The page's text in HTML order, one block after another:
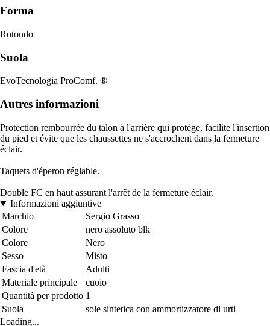
Forma
Rotondo
Suola
EvoTecnologia ProComf. ®
Autres informazioni
Protection rembourrée du talon à l'arrière qui protège, facilite l'insertion
du pied et évite que les chaussettes ne s'accrochent dans la fermeture
éclair.
Taquets d'éperon réglable.
Double FC en haut assurant l'arrêt de la fermeture éclair.
Informazioni aggiuntive
Marchio
Sergio Grasso
Colore
nero assoluto blk
Colore
Nero
Sesso
Misto
Fascia d'età
Adulti
Materiale principale
cuoio
Quantità per prodotto 1
Suola
sole sintetica con ammortizzatore di urti
Loading...